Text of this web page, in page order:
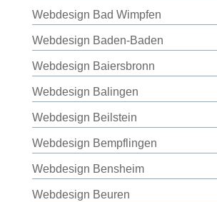
Webdesign Bad Wimpfen
Webdesign Baden-Baden
Webdesign Baiersbronn
Webdesign Balingen
Webdesign Beilstein
Webdesign Bempflingen
Webdesign Bensheim
Webdesign Beuren